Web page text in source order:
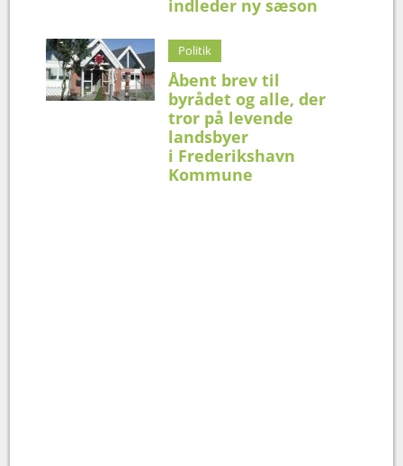
indleder ny sæson
Politik
Åbent brev til
byrådet og alle, der
tror på levende
landsbyer
i Frederikshavn
Kommune